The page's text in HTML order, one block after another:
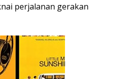
perjalanan gerakan